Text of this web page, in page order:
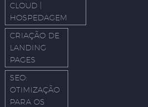
CLOUD |
HOSPEDAGEM
CRIAÇÃO DE
LANDING
PAGES
SEO:
OTIMIZAÇÃO
PARA OS